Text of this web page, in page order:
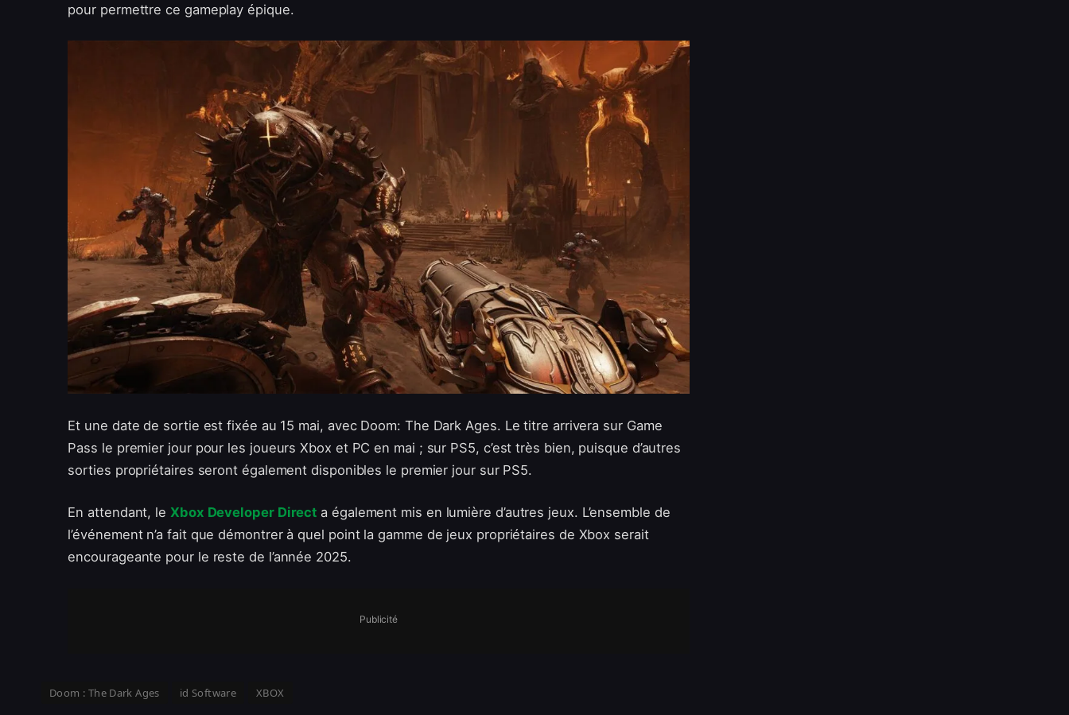
pour permettre ce gameplay épique.
Et une date de sortie est fixée au 15 mai, avec Doom: The Dark Ages. Le titre arrivera sur Game
Pass le premier jour pour les joueurs Xbox et PC en mai ; sur PS5, c’est très bien, puisque d’autres
sorties propriétaires seront également disponibles le premier jour sur PS5.
En attendant, le Xbox Developer Direct a également mis en lumière d’autres jeux. L’ensemble de
l’événement n’a fait que démontrer à quel point la gamme de jeux propriétaires de Xbox serait
encourageante pour le reste de l’année 2025.
Publicité
Doom : The Dark Ages id Software XBOX